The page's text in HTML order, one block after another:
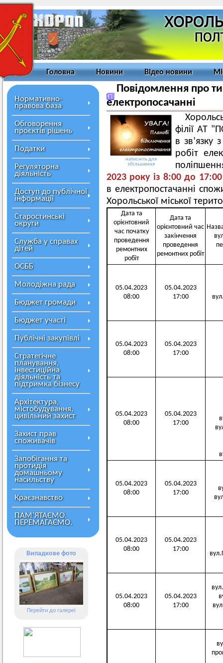
Головна Новини Відео новини
Нормативно-
правова база
Обговорення
проєктів рішень
Податки
Регуляторна
діяльність
Доступ до публічної
інформації
Старостинські
округи
Служба у справах
дітей
ОСББ
Молодіжна рада
Бюджет громади
Бюджет участі
Публічні закупівлі
Стратегічне
планування,
інвестиційна
діяльність та
підтримка бізнесу
Архітектура,
містобудування,
цивільний захист
Захист прав
споживачів
Запобігання та
протидія
домашньому
насильству
Краєзнавство
ПАМ’ЯТАЄМО.
ПЕРЕМАГАЄМО.
Випадкове фото
Перейти до галереї
Повідомлення про
електропосачанні
натисніть для
збільшення
філії АТ
в зв’язку
робіт
2023 року із 8:00до 17
в електропостачанні
Хорольської міської
Дата та
орієнтовний
час початку
проведення
ремонтних
робіт
Дата та
орієнтовний час
закінчення
проведення
ремонтних робіт
05.04.2023
08:00
05.04.2023
17:00
05.04.2023
08:00
05.04.2023
17:00
05.04.2023
08:00
05.04.2023
17:00
05.04.2023
08:00
05.04.2023
17:00
05.04.2023
08:00
05.04.2023
17:00
05.04.2023
08:00
05.04.2023
17:00